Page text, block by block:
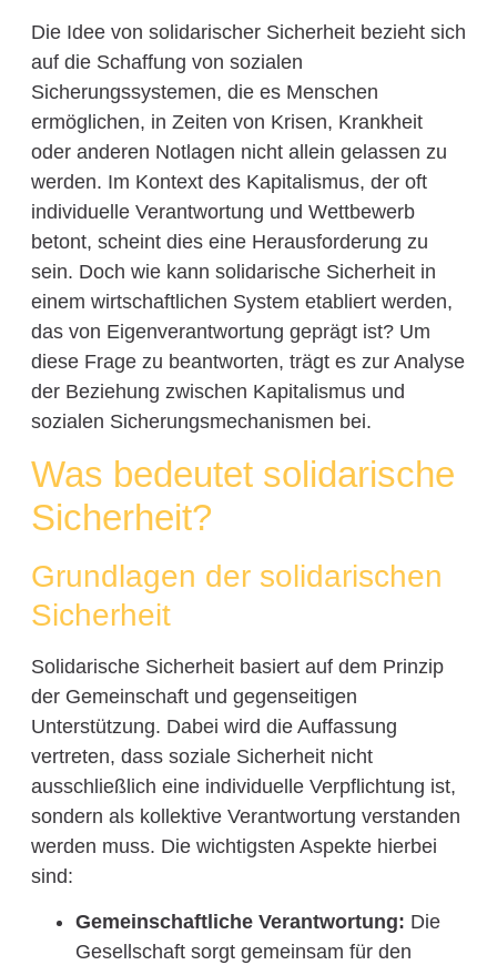
Die Idee von solidarischer Sicherheit bezieht sich
auf die Schaffung von sozialen
Sicherungssystemen, die es Menschen
ermöglichen, in Zeiten von Krisen, Krankheit
oder anderen Notlagen nicht allein gelassen zu
werden. Im Kontext des Kapitalismus, der oft
individuelle Verantwortung und Wettbewerb
betont, scheint dies eine Herausforderung zu
sein. Doch wie kann solidarische Sicherheit in
einem wirtschaftlichen System etabliert werden,
das von Eigenverantwortung geprägt ist? Um
diese Frage zu beantworten, trägt es zur Analyse
der Beziehung zwischen Kapitalismus und
sozialen Sicherungsmechanismen bei.
Was bedeutet solidarische
Sicherheit?
Grundlagen der solidarischen
Sicherheit
Solidarische Sicherheit basiert auf dem Prinzip
der Gemeinschaft und gegenseitigen
Unterstützung. Dabei wird die Auffassung
vertreten, dass soziale Sicherheit nicht
ausschließlich eine individuelle Verpflichtung ist,
sondern als kollektive Verantwortung verstanden
werden muss. Die wichtigsten Aspekte hierbei
sind:
Gemeinschaftliche Verantwortung: Die
Gesellschaft sorgt gemeinsam für den